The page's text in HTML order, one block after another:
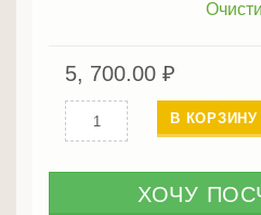
5, 700.00 ₽
Количество
Доска
В КОРЗИНУ
ХОЧУ